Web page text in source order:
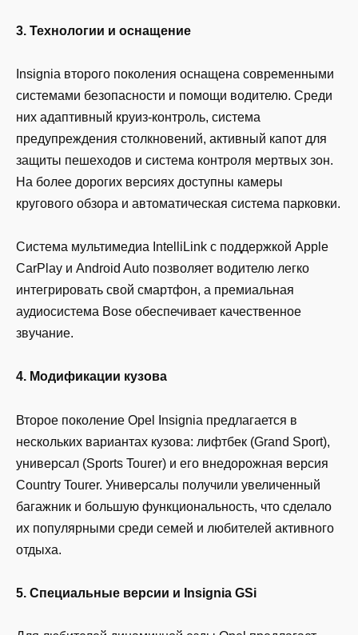
3. Технологии и оснащение
Insignia второго поколения оснащена современными
системами безопасности и помощи водителю. Среди
них адаптивный круиз-контроль, система
предупреждения столкновений, активный капот для
защиты пешеходов и система контроля мертвых зон.
На более дорогих версиях доступны камеры
кругового обзора и автоматическая система парковки.
Система мультимедиа IntelliLink с поддержкой Apple
CarPlay и Android Auto позволяет водителю легко
интегрировать свой смартфон, а премиальная
аудиосистема Bose обеспечивает качественное
звучание.
4. Модификации кузова
Второе поколение Opel Insignia предлагается в
нескольких вариантах кузова: лифтбек (Grand Sport),
универсал (Sports Tourer) и его внедорожная версия
Country Tourer. Универсалы получили увеличенный
багажник и большую функциональность, что сделало
их популярными среди семей и любителей активного
отдыха.
5. Специальные версии и Insignia GSi